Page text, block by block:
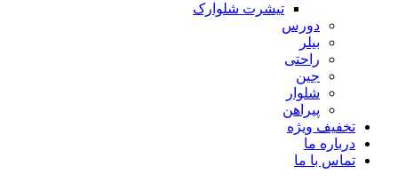
تیشرت شلوارک
دورس
بیلر
راحتی
جین
شلوار
پیراهن
تخفیف ویژه
درباره ما
تماس با ما